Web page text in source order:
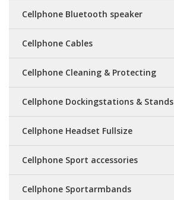
Cellphone Bluetooth speaker
Cellphone Cables
Cellphone Cleaning & Protecting
Cellphone Dockingstations & Stands
Cellphone Headset Fullsize
Cellphone Sport accessories
Cellphone Sportarmbands